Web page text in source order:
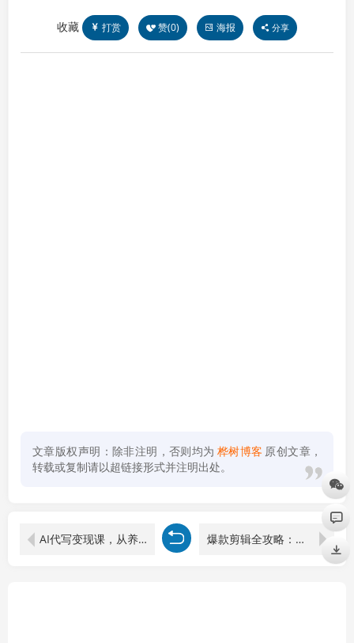
收藏 打赏 赞(0) 海报 分享
文章版权声明：除非注明，否则均为 桦树博客 原创文章，
转载或复制请以超链接形式并注明出处。
AI代写变现课，从养号、提示词优化、私域谈单、高客单写作，7天掌握月入5w 爆款剪辑全攻略：涵盖三农/3C数码/服装/母婴百货等12大品类，月出单3000+